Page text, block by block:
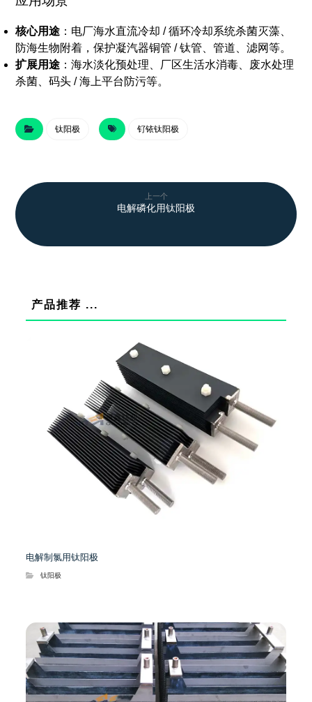
核心用途 ：电厂海水直流冷却 / 循环冷却系统杀菌灭藻、
防海生物附着，保护凝汽器铜管 / 钛管、管道、滤网等。
扩展用途 ：海水淡化预处理、厂区生活水消毒、废水处理
杀菌、码头 / 海上平台防污等。
钛阳极 钌铱钛阳极
上一个
电解磷化用钛阳极
产品推荐 ...
电解制氯用钛阳极
钛阳极